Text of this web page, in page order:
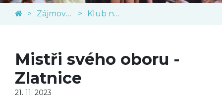
Zájmové kroužky Klub nadaných dětí
Mistři svého oboru -
Zlatnice
21. 11. 2023